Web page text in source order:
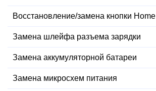
Восстановление/замена кнопки Home
Замена шлейфа разъема зарядки
Замена аккумуляторной батареи
Замена микросхем питания